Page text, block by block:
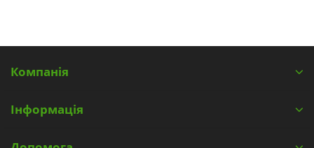
Компанія
Інформація